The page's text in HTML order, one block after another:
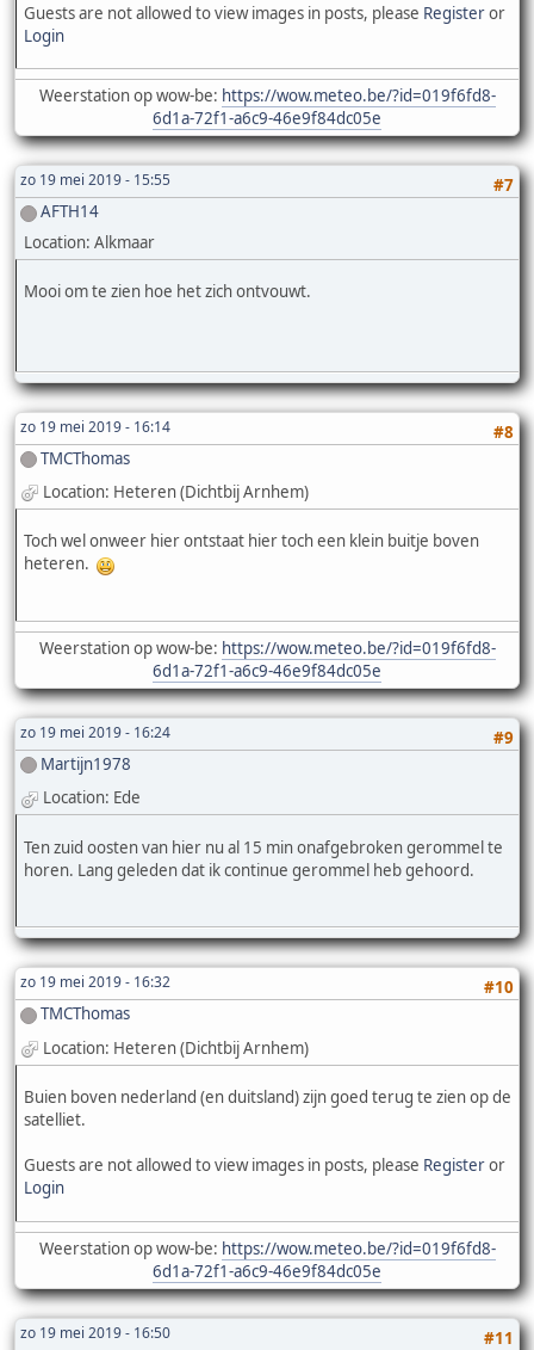
Guests are not allowed to view images in posts, please Registeror
Login
Weerstation op wow-be: https://wow.meteo.be/?id=019f6fd8-
6d1a-72f1-a6c9-46e9f84dc05e
zo 19 mei 2019 - 15:55
#7
AFTH14
Location: Alkmaar
Mooi om te zien hoe het zich ontvouwt.
zo 19 mei 2019 - 16:14
#8
TMCThomas
Location: Heteren (Dichtbij Arnhem)
Toch wel onweer hier ontstaat hier toch een klein buitje boven
heteren.
Weerstation op wow-be: https://wow.meteo.be/?id=019f6fd8-
6d1a-72f1-a6c9-46e9f84dc05e
zo 19 mei 2019 - 16:24
#9
Martijn1978
Location: Ede
Ten zuid oosten van hier nu al 15 min onafgebroken gerommel te
horen. Lang geleden dat ik continue gerommel heb gehoord.
zo 19 mei 2019 - 16:32
#10
TMCThomas
Location: Heteren (Dichtbij Arnhem)
Buien boven nederland (en duitsland) zijn goed terug te zien op de
satelliet.
Guests are not allowed to view images in posts, please Registeror
Login
Weerstation op wow-be: https://wow.meteo.be/?id=019f6fd8-
6d1a-72f1-a6c9-46e9f84dc05e
zo 19 mei 2019 - 16:50 #11